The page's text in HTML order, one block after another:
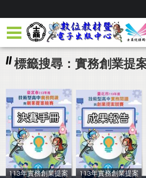
標籤搜尋：實務創業提
113年實務創業提案
113年實務創業提案